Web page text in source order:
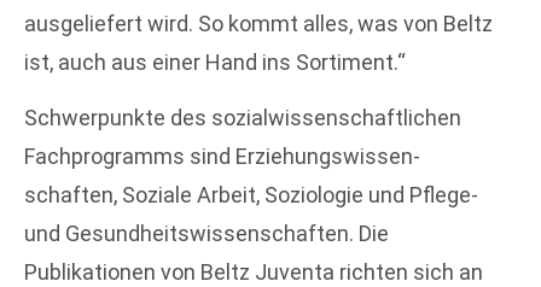
ausgeliefert wird. So kommt alles, was von Beltz
ist, auch aus einer Hand ins Sortiment.“
Schwerpunkte des sozialwissenschaftlichen
Fachprogramms sind Erziehungswissen-
schaften, Soziale Arbeit, Soziologie und Pflege-
und Gesundheitswissenschaften. Die
Publikationen von Beltz Juventa richten sich an